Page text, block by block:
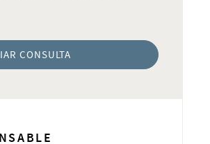
CONSULTA